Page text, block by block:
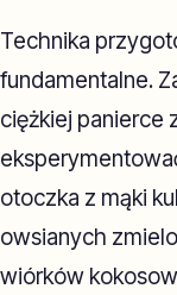
Technika
fundamentalne.
ciężkiej panierce
otoczka z mąki
owsianych
wiórków